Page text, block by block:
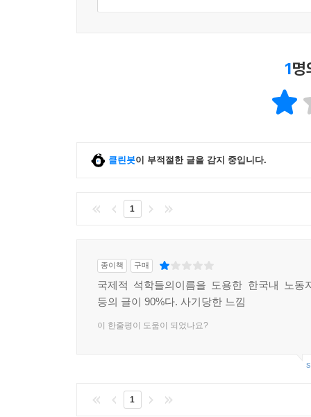
『국제주의 전통 자료집 Ⅶ. 여성과 성소수자의
또, 클라라 체트킨, 알렉산드라 콜론타이 등 여
『국제주의 전통 자료집 Ⅷ. 사회주의적 전략·전
둘러싼 쟁점들도 살펴본다.
1명
클린봇이 부적절한 글을 감지 중입니다.
1
종이책 구매
국제적 석학들의이름을 도용한 한국내 노동
등의 글이 90%다. 사기당한 느낌
이 한줄평이 도움이 되었나요?
1